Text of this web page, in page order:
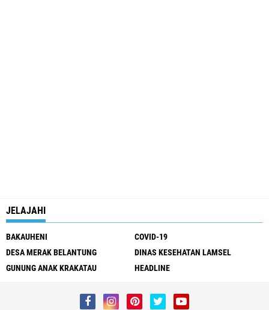
JELAJAHI
BAKAUHENI
COVID-19
DESA MERAK BELANTUNG
DINAS KESEHATAN LAMSEL
GUNUNG ANAK KRAKATAU
HEADLINE